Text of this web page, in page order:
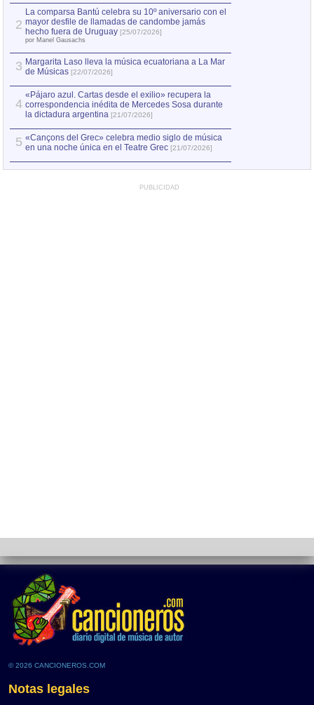
2
La comparsa Bantú celebra su 10º aniversario con el
mayor desfile de llamadas de candombe jamás
hecho fuera de Uruguay [25/07/2026]
por Manel Gausachs
3 Margarita Laso lleva la música ecuatoriana a La Mar
de Músicas [22/07/2026]
4
«Pájaro azul. Cartas desde el exilio» recupera la
correspondencia inédita de Mercedes Sosa durante
la dictadura argentina [21/07/2026]
5 «Cançons del Grec» celebra medio siglo de música
en una noche única en el Teatre Grec [21/07/2026]
PUBLICIDAD
© 2026 CANCIONEROS.COM
Notas legales